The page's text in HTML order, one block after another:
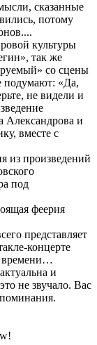
сказанные
потому
культуры
так же
со сцены
подумают: «Да,
не видели и
Александрова и
вместе с
из произведений
под
феерия
представляет
концерте
времени…
и
не звучало. Вас